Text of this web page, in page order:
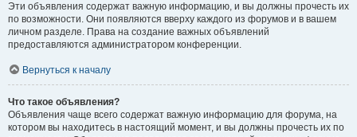
Эти объявления содержат важную информацию, и вы должны прочесть их
по возможности. Они появляются вверху каждого из форумов и в вашем
личном разделе. Права на создание важных объявлений
предоставляются администратором конференции.
Вернуться к началу
Что такое объявления?
Объявления чаще всего содержат важную информацию для форума, на
котором вы находитесь в настоящий момент, и вы должны прочесть их по